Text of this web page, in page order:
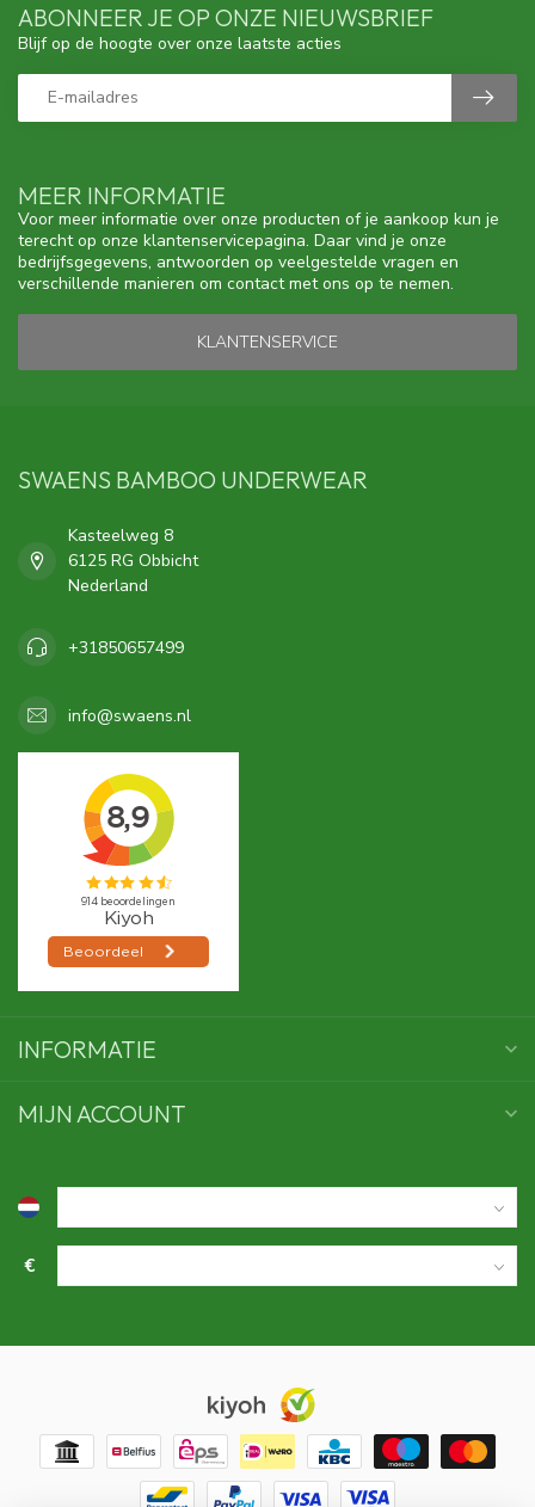
MEER INFORMATIE
Voor meer informatie over onze producten of je aankoop kun je
terecht op onze klantenservicepagina. Daar vind je onze
bedrijfsgegevens, antwoorden op veelgestelde vragen en
verschillende manieren om contact met ons op te nemen.
KLANTENSERVICE
ABONNEER JE OP ONZE NIEUWSBRIEF
Blijf op de hoogte over onze laatste acties
SWAENS BAMBOO UNDERWEAR
Kasteelweg 8
6125 RG Obbicht
Nederland
+31850657499
info@swaens.nl
INFORMATIE
MIJN ACCOUNT
€